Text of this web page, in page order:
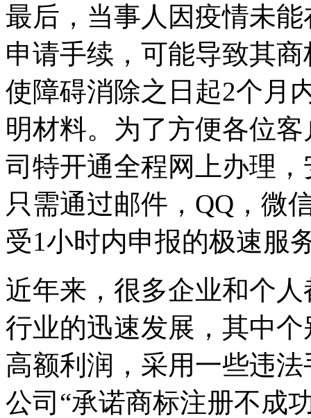
最后，当事人因疫情未
申请手续，可能导致其
使障碍消除之日起2个月
明材料。为了方便各位
司特开通全程网上办理
只需通过邮件，QQ，微
受1小时内申报的极速服
近年来，很多企业和个
行业的迅速发展，其中
高额利润，采用一些违
公司“承诺商标注册不成